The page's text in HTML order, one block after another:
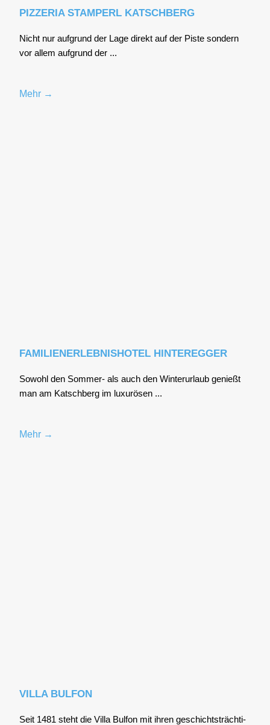
PIZZERIA STAMPERL KATSCHBERG
Nicht nur auf­grund der Lage direkt auf der Pis­te son­dern
vor allem auf­grund der ...
Mehr →
FAMILIENERLEBNISHOTEL HINTEREGGER
Sowohl den Som­mer- als auch den Win­ter­ur­laub genießt
man am Katsch­berg im luxu­rö­sen ...
Mehr →
VILLA BULFON
Seit 1481 steht die Vil­la Bul­fon mit ihren geschichts­träch­ti­